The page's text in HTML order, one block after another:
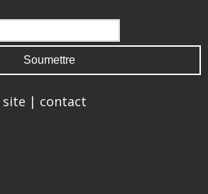
site | contact